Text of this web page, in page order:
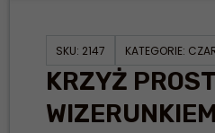
SKU: 2147 KATEGORIE:
KRZYŻ
WIZERUNKIEM